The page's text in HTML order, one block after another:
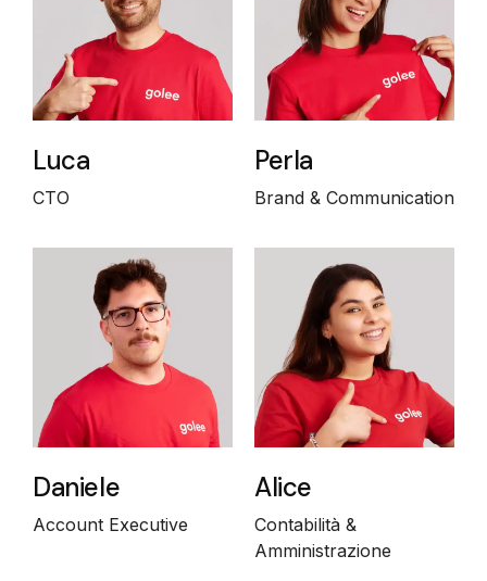
Luca
CTO
Perla
Brand & Communication
Daniele
Account Executive
Alice
Contabilità &
Amministrazione